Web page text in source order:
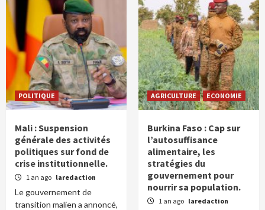
POLITIQUE
Mali : Suspension
générale des activités
politiques sur fond de
crise institutionnelle.
1 an ago laredaction
Le gouvernement de
transition malien a annoncé,
AGRICULTURE ECONOMIE
Burkina Faso : Cap sur
l’autosuffisance
alimentaire, les
stratégies du
gouvernement pour
nourrir sa population.
1 an ago laredaction